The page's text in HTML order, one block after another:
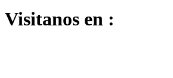
Visitanos en :